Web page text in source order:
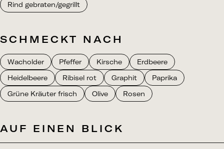
Rind gebraten/gegrillt
SCHMECKT NACH
Wacholder Pfeffer Kirsche
Erdbeere
Heidelbeere
Ribisel rot Graphit
Paprika
Grüne Kräuter frisch
Olive Rosen
AUF EINEN BLICK